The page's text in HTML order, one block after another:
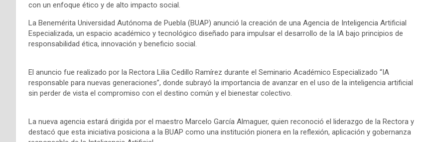
con un enfoque ético y de alto impacto social.
La Benemérita Universidad Autónoma de Puebla (BUAP) anunció la creación de una Agencia de Inteligencia Artificial
Especializada, un espacio académico y tecnológico diseñado para impulsar el desarrollo de la IA bajo principios de
responsabilidad ética, innovación y beneficio social.
El anuncio fue realizado por la Rectora Lilia Cedillo Ramírez durante el Seminario Académico Especializado “IA
responsable para nuevas generaciones”, donde subrayó la importancia de avanzar en el uso de la inteligencia artificial
sin perder de vista el compromiso con el destino común y el bienestar colectivo.
La nueva agencia estará dirigida por el maestro Marcelo García Almaguer, quien reconoció el liderazgo de la Rectora y
destacó que esta iniciativa posiciona a la BUAP como una institución pionera en la reflexión, aplicación y gobernanza